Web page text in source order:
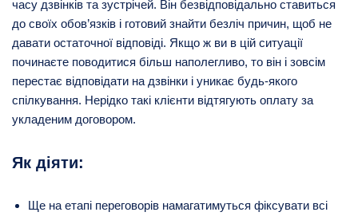
часу дзвінків та зустрічей. Він безвідповідально ставиться
до своїх обов’язків і готовий знайти безліч причин, щоб не
давати остаточної відповіді. Якщо ж ви в цій ситуації
починаєте поводитися більш наполегливо, то він і зовсім
перестає відповідати на дзвінки і уникає будь-якого
спілкування. Нерідко такі клієнти відтягують оплату за
укладеним договором.
Як діяти:
Ще на етапі переговорів намагатимуться фіксувати всі